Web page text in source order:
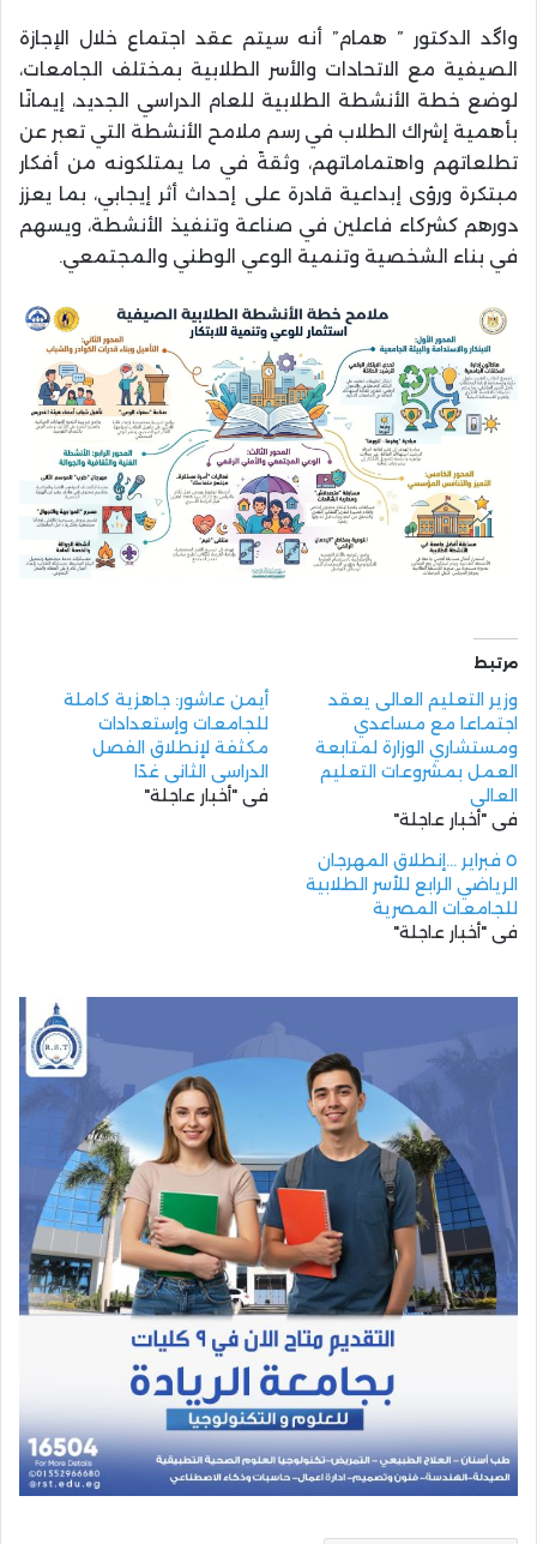
واگد الدكتور ” همام” أنه سيتم عقد اجتماع خلال الإجازة
الصيفية مع الاتحادات والأسر الطلابية بمختلف الجامعات،
لوضع خطة الأنشطة الطلابية للعام الدراسي الجديد، إيمانًا
بأهمية إشراك الطلاب في رسم ملامح الأنشطة التي تعبر عن
تطلعاتهم واهتماماتهم، وثقةً في ما يمتلكونه من أفكار
مبتكرة ورؤى إبداعية قادرة على إحداث أثر إيجابي، بما يعزز
دورهم كشركاء فاعلين في صناعة وتنفيذ الأنشطة، ويسهم
في بناء الشخصية وتنمية الوعي الوطني والمجتمعي.
مرتبط
وزير التعليم العالى يعقد
اجتماعا مع مساعدي
ومستشاري الوزارة لمتابعة
العمل بمشروعات التعليم
العالى
في "أخبار عاجلة"
أيمن عاشور: جاهزية كاملة
للجامعات وإستعدادات
مكثفة لإنطلاق الفصل
الدراسي الثاني غدًا
في "أخبار عاجلة"
٥ فبراير …إنطلاق المهرجان
الرياضي الرابع للأسر الطلابية
للجامعات المصرية
في "أخبار عاجلة"